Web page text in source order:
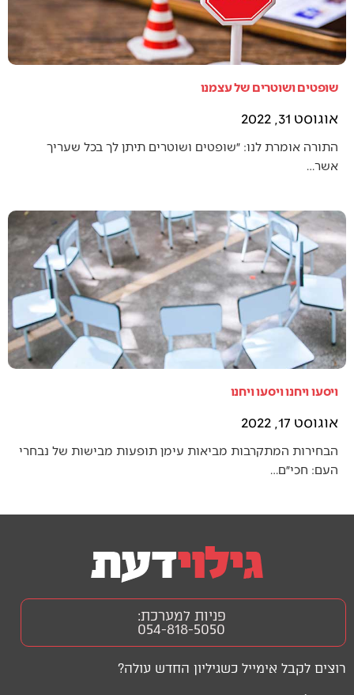
שופטים ושוטרים של עצמנו
אוגוסט 31, 2022
התורה אומרת לנו: ״שופטים ושוטרים תיתן לך בכל שעריך
אשר…
ויסעו ויחנו ויסעו ויחנו
אוגוסט 17, 2022
הבחירות המתקרבות מביאות עימן תופעות מבישות של נבחרי
העם: חכי״ם…
רוצים לקבל אימייל כשגיליון החדש עולה?
פניות למערכת:
054-818-5050